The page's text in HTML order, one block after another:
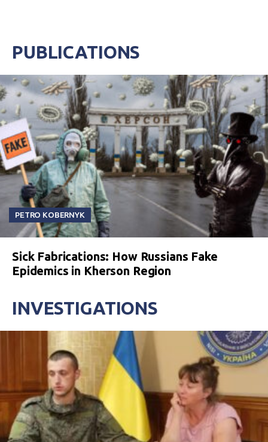
PUBLICATIONS
PETRO KOBERNYK
Sick Fabrications: How Russians Fake
Epidemics in Kherson Region
INVESTIGATIONS